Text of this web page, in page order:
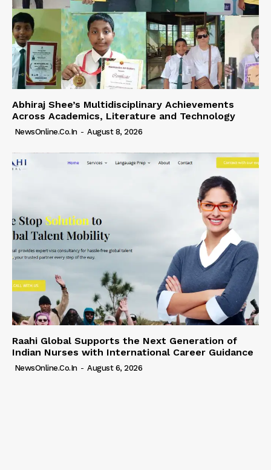
Abhiraj Shee’s Multidisciplinary Achievements
Across Academics, Literature and Technology
NewsOnline.co.in - August 8, 2026
Raahi Global Supports the Next Generation of
Indian Nurses with International Career Guidance
NewsOnline.co.in - August 6, 2026